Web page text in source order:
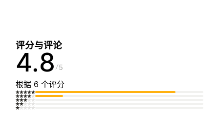
评分与评论
4.8 5
根据 6 个评分